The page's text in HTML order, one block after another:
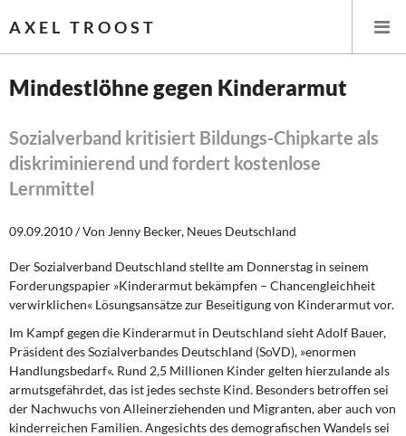
AXEL TROOST
Themen
Steuer- und Finanzpolitik
Öffentliche Infrastruktur und Daseinsvorsorge
Eurokrise und Griechenland
DIE LINKE
Mindestlöhne gegen Kinderarmut
Sozialverband kritisiert Bildungs-Chipkarte als
diskriminierend und fordert kostenlose
Lernmittel
09.09.2010 / Von Jenny Becker, Neues Deutschland
Der Sozialverband Deutschland stellte am Donnerstag in seinem
Forderungspapier »Kinderarmut bekämpfen – Chancengleichheit
verwirklichen« Lösungsansätze zur Beseitigung von Kinderarmut vor.
Im Kampf gegen die Kinderarmut in Deutschland sieht Adolf Bauer,
Präsident des Sozialverbandes Deutschland (SoVD), »enormen
Handlungsbedarf«. Rund 2,5 Millionen Kinder gelten hierzulande als
armutsgefährdet, das ist jedes sechste Kind. Besonders betroffen sei
der Nachwuchs von Alleinerziehenden und Migranten, aber auch von
kinderreichen Familien. Angesichts des demografischen Wandels sei